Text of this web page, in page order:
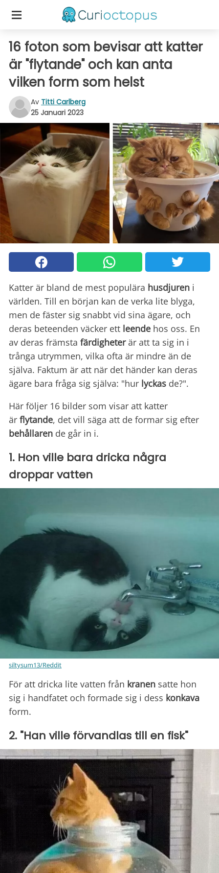
16 foton som bevisar att katter
är "flytande" och kan anta
vilken form som helst
Av Titti Carlberg
25 Januari 2023
Katter är bland de mest populära husdjuren i
världen. Till en början kan de verka lite blyga,
men de fäster sig snabbt vid sina ägare, och
deras beteenden väcker ett leende hos oss. En
av deras främsta färdigheterär att ta sig in i
trånga utrymmen, vilka ofta är mindre än de
själva. Faktum är att när det händer kan deras
ägare bara fråga sig själva: "hur lyckas de?".
Här följer 16 bilder som visar att katter
är flytande, det vill säga att de formar sig efter
behållaren de går in i.
1. Hon ville bara dricka några
droppar vatten
siltysum13/Reddit
För att dricka lite vatten från kranen satte hon
sig i handfatet och formade sig i dess konkava
form.
2. "Han ville förvandlas till en fisk"